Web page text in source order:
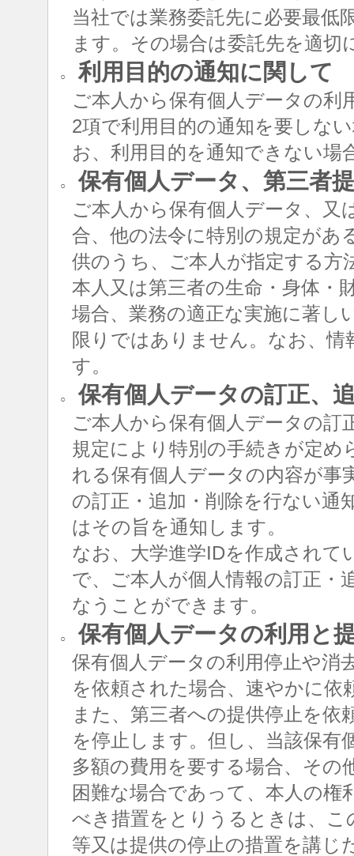
当社では業務委託先に必要最低
ます。その場合は委託先を適切
○ 利用目的の通知に関して
ご本人から保有個人データの利
2項で利用目的の通知を要しな
お、利用目的を通知できない場
○ 保有個人データ、第三者
ご本人から保有個人データ、又
合、他の法令に特別の規定があ
供のうち、ご本人が指定する方
本人又は第三者の生命・身体・
場合、業務の適正な実施に著し
限りではありません。なお、
す。
○ 保有個人データの訂正、
ご本人から保有個人データの訂
規定により特別の手続きが定め
れる保有個人データの内容が事
の訂正・追加・削除を行ない通
はその旨を通知します。
なお、大学進学IDを作成されて
で、ご本人が個人情報の訂正・
なうことができます。
○ 保有個人データの利用と
保有個人データの利用停止や消
を依頼された場合、速やかに
また、第三者への提供停止を
を停止します。但し、当該保有
多額の費用を要する場合、その
困難な場合であって、本人の
べき措置をとりうるときは、
等又は提供の停止の措置を講